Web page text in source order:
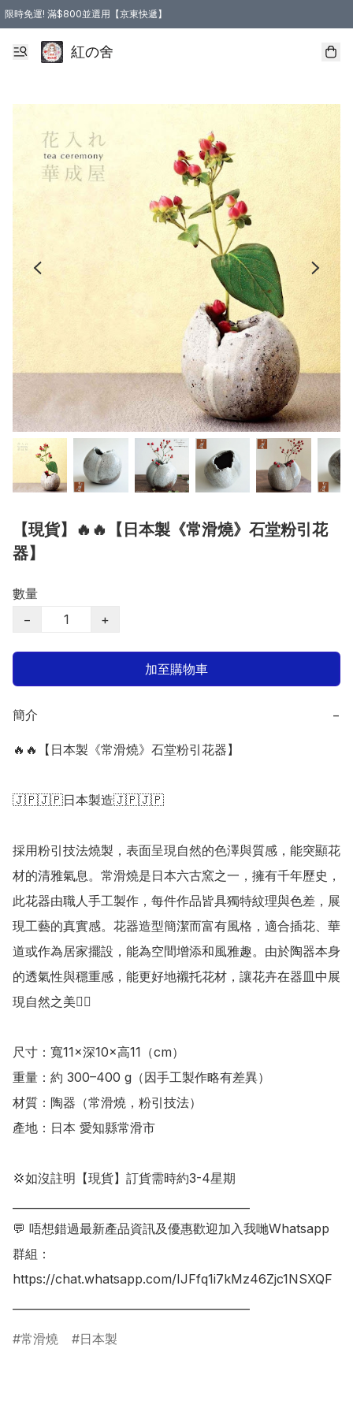
限時免運! 滿$800並選用【京東快遞】
紅の舍
【現貨】🔥🔥【日本製《常滑燒》石堂粉引花
器】
數量
−
+
加至購物車
簡介 −
🔥🔥【日本製《常滑燒》石堂粉引花器】
🇯🇵🇯🇵日本製造🇯🇵🇯🇵
採用粉引技法燒製，表面呈現自然的色澤與質感，能突顯花
材的清雅氣息。常滑燒是日本六古窯之一，擁有千年歷史，
此花器由職人手工製作，每件作品皆具獨特紋理與色差，展
現工藝的真實感。花器造型簡潔而富有風格，適合插花、華
道或作為居家擺設，能為空間增添和風雅趣。由於陶器本身
的透氣性與穩重感，能更好地襯托花材，讓花卉在器皿中展
現自然之美👍🏻
尺寸：寬11×深10×高11（cm）
重量：約 300–400 g（因手工製作略有差異）
材質：陶器（常滑燒，粉引技法）
產地：日本 愛知縣常滑市
💢如沒註明【現貨】訂貨需時約3-4星期
💬 唔想錯過最新產品資訊及優惠歡迎加入我哋Whatsapp
群組：
https://chat.whatsapp.com/IJFfq1i7kMz46Zjc1NSXQF
常滑燒 日本製